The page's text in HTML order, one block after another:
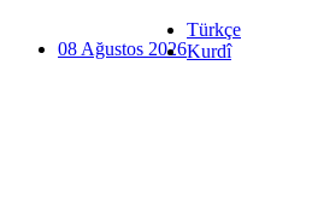
08 Ağustos 2026
Türkçe
Kurdî